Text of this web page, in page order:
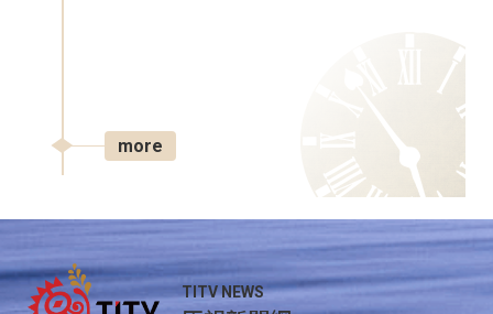
more
TITV NEWS